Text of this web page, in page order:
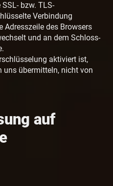
bzw. TLS-
Verbindung
Adresszeile des Browsers
und an dem Schloss-
aktiviert ist,
uns übermitteln, nicht von
auf